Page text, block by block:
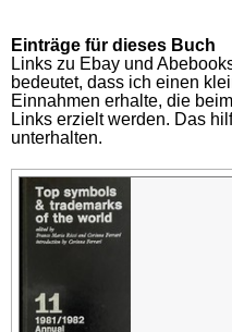
Einträge für dieses Buch
Links zu Ebay und
bedeutet, dass ich einen
Einnahmen erhalte, die
Links erzielt werden. Das
unterhalten.